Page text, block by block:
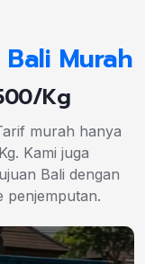
Murah
Kg
murah hanya
Kami juga
Bali dengan
penjemputan.